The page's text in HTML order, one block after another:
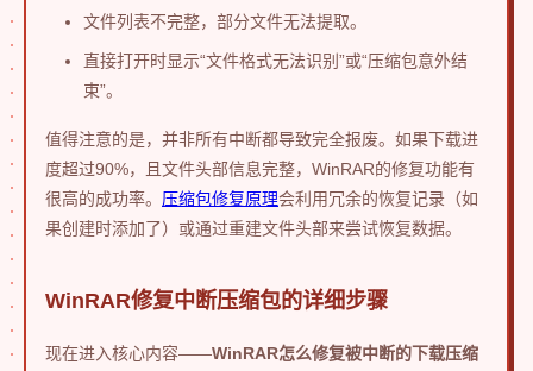
文件列表不完整，部分文件无法提取。
直接打开时显示“文件格式无法识别”或“压缩包意外结
束”。
值得注意的是，并非所有中断都导致完全报废。如果下载进
度超过90%，且文件头部信息完整，WinRAR的修复功能有
很高的成功率。 压缩包修复原理会利用冗余的恢复记录（如
果创建时添加了）或通过重建文件头部来尝试恢复数据。
WinRAR修复中断压缩包的详细步骤
现在进入核心内容——WinRAR怎么修复被中断的下载压缩